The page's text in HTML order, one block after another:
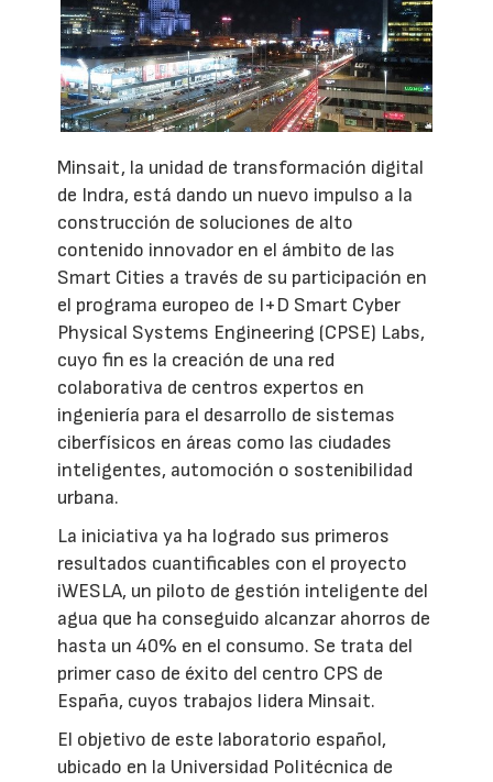
Minsait, la unidad de transformación digital
de Indra, está dando un nuevo impulso a la
construcción de soluciones de alto
contenido innovador en el ámbito de las
Smart Cities a través de su participación en
el programa europeo de I+D Smart Cyber
Physical Systems Engineering (CPSE) Labs,
cuyo fin es la creación de una red
colaborativa de centros expertos en
ingeniería para el desarrollo de sistemas
ciberfísicos en áreas como las ciudades
inteligentes, automoción o sostenibilidad
urbana.
La iniciativa ya ha logrado sus primeros
resultados cuantificables con el proyecto
iWESLA, un piloto de gestión inteligente del
agua que ha conseguido alcanzar ahorros de
hasta un 40% en el consumo. Se trata del
primer caso de éxito del centro CPS de
España, cuyos trabajos lidera Minsait.
El objetivo de este laboratorio español,
ubicado en la Universidad Politécnica de